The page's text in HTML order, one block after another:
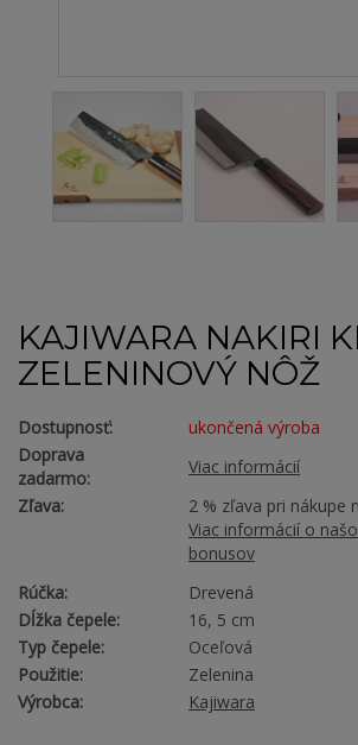
KAJIWARA NAKIRI
ZELENINOVÝ NÔŽ
Dostupnosť:
ukončená výroba
Doprava
zadarmo:
Viac informácií
Zľava:
2 % zľava pri nákupe
Viac informácií o
bonusov
Rúčka:
Drevená
Dĺžka čepele:
16, 5 cm
Typ čepele:
Oceľová
Použitie:
Zelenina
Výrobca:
Kajiwara